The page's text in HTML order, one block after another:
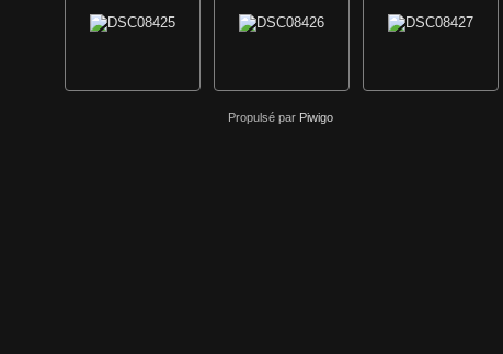
Propulsé par Piwigo